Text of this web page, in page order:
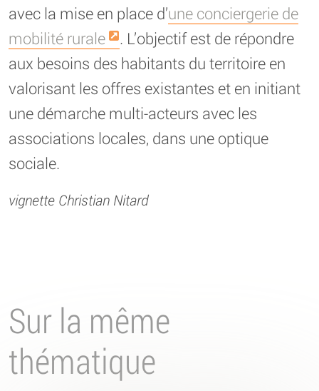
avec la mise en place d’une conciergerie de
mobilité rurale
. L’objectif est de répondre
aux besoins des habitants du territoire en
valorisant les offres existantes et en initiant
une démarche multi-acteurs avec les
associations locales, dans une optique
sociale.
vignette Christian Nitard
Sur la même
thématique